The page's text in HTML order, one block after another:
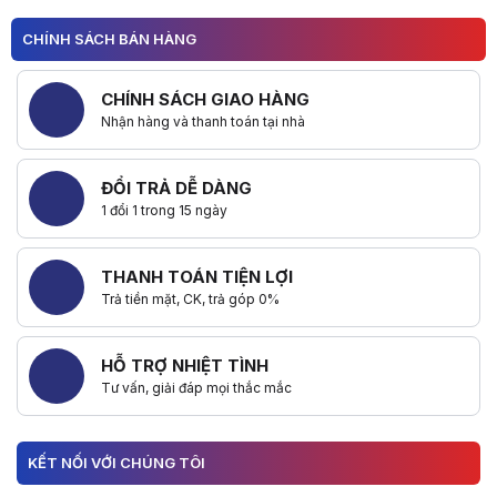
CHÍNH SÁCH BÁN HÀNG
CHÍNH SÁCH GIAO HÀNG
Nhận hàng và thanh toán tại nhà
ĐỔI TRẢ DỄ DÀNG
1 đổi 1 trong 15 ngày
THANH TOÁN TIỆN LỢI
Trả tiền mặt, CK, trả góp 0%
HỖ TRỢ NHIỆT TÌNH
Tư vấn, giải đáp mọi thắc mắc
KẾT NỐI VỚI CHÚNG TÔI